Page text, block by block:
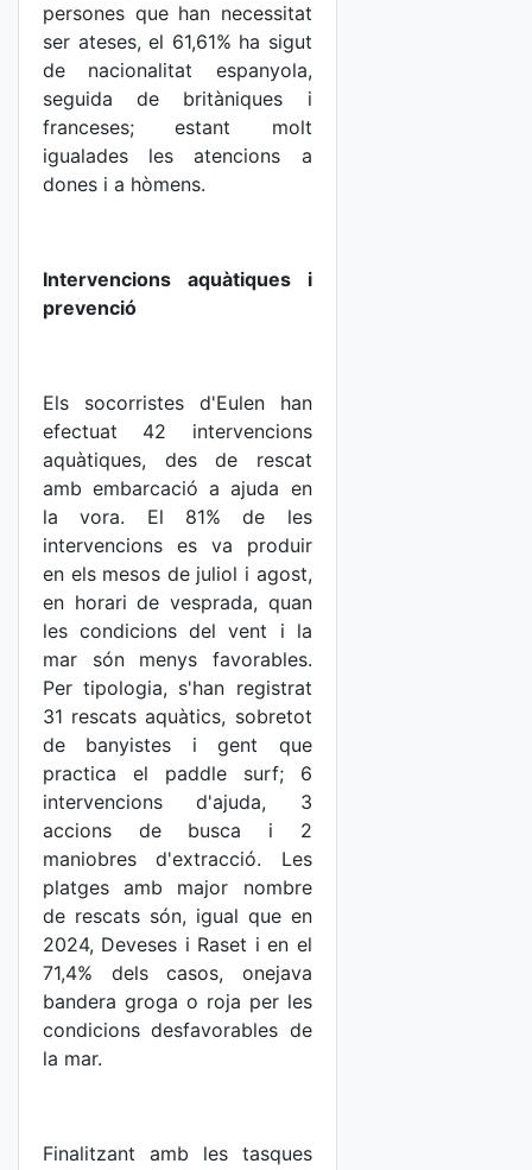
persones que han necessitat
ser ateses, el 61,61% ha sigut
de nacionalitat espanyola,
seguida de britàniques i
franceses; estant molt
igualades les atencions a
dones i a hòmens.
Intervencions aquàtiques i
prevenció
Els socorristes d'Eulen han
efectuat 42 intervencions
aquàtiques, des de rescat
amb embarcació a ajuda en
la vora. El 81% de les
intervencions es va produir
en els mesos de juliol i agost,
en horari de vesprada, quan
les condicions del vent i la
mar són menys favorables.
Per tipologia, s'han registrat
31 rescats aquàtics, sobretot
de banyistes i gent que
practica el paddle surf; 6
intervencions d'ajuda, 3
accions de busca i 2
maniobres d'extracció. Les
platges amb major nombre
de rescats són, igual que en
2024, Deveses i Raset i en el
71,4% dels casos, onejava
bandera groga o roja per les
condicions desfavorables de
la mar.
Finalitzant amb les tasques